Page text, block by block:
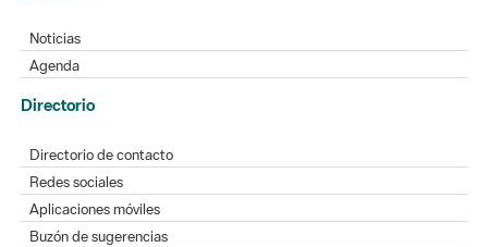
Noticias
Agenda
Directorio
Directorio de contacto
Redes sociales
Aplicaciones móviles
Buzón de sugerencias